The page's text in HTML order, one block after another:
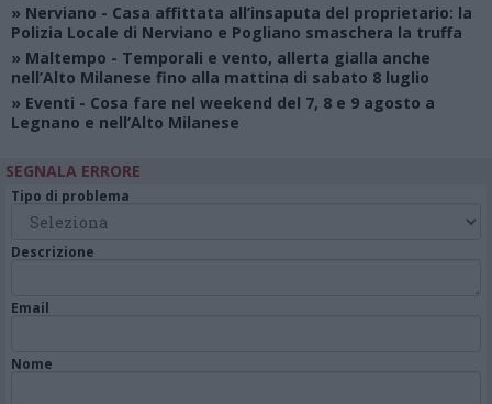
» Nerviano - Casa affittata all’insaputa del proprietario: la
Polizia Locale di Nerviano e Pogliano smaschera la truffa
» Maltempo - Temporali e vento, allerta gialla anche
nell’Alto Milanese fino alla mattina di sabato 8 luglio
» Eventi - Cosa fare nel weekend del 7, 8 e 9 agosto a
Legnano e nell’Alto Milanese
SEGNALA ERRORE
Tipo di problema
Descrizione
Email
Nome